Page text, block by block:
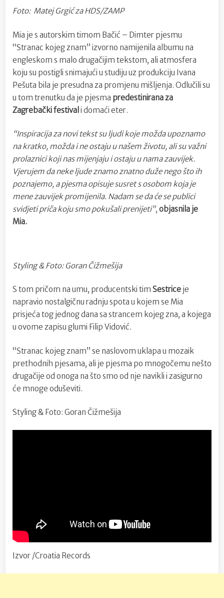
Foto: Matej Grgić za HDS/ZAMP
Mia je s autorskim timom Bačić – Dimter pjesmu
“Stranac kojeg znam” izvorno namijenila albumu na
engleskom s malo drugačijim tekstom, ali atmosfera
koju su postigli snimajući u studiju uz produkciju Ivana
Pešuta bila je presudna za promjenu mišljenja. Odlučili su
u tom trenutku da je pjesma predestinirana za
Zagrebački festival i domaći eter.
“Inspiracija za novi tekst su ljudi koje možda upoznamo
na kratko, možda i ne ostaju u našem životu, ali su važni
prolaznici koji nas mijenjaju i ostaju u nama zauvijek.
Vjerujem da neke ljude znamo znatno duže nego što ih
poznajemo, a pjesma opisuje susret s osobom koja je
mene zauvijek promijenila. Nadam se da će se publici
svidjeti priča koju smo pokušali prenijeti”, objasnila je
Mia.
Styling & Foto: Goran Čižmešija
S tom pričom na umu, producentski tim Sestrice je
napravio nostalgičnu radnju spota u kojem se Mia
prisjeća tog jednog dana sa strancem kojeg zna, a kojega
u ovome zapisu glumi Filip Vidović.
“Stranac kojeg znam” se naslovom uklapa u mozaik
prethodnih pjesama, ali je pjesma po mnogočemu nešto
drugačije od onoga na što smo od nje navikli i zasigurno
će mnoge oduševiti.
Styling & Foto: Goran Čižmešija
Izvor /Croatia Records